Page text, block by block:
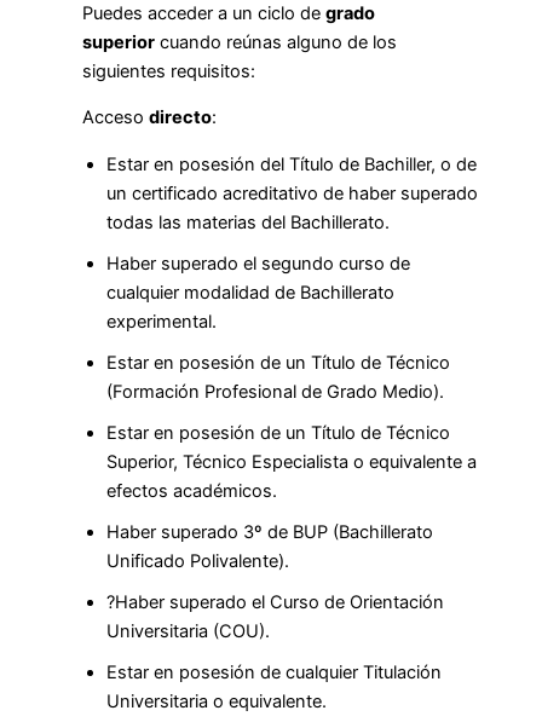
Puedes acceder a un ciclo de grado
superior cuando reúnas alguno de los
siguientes requisitos:
Acceso directo:
Estar en posesión del Título de Bachiller, o de
un certificado acreditativo de haber superado
todas las materias del Bachillerato.
Haber superado el segundo curso de
cualquier modalidad de Bachillerato
experimental.
Estar en posesión de un Título de Técnico
(Formación Profesional de Grado Medio).
Estar en posesión de un Título de Técnico
Superior, Técnico Especialista o equivalente a
efectos académicos.
Haber superado 3º de BUP (Bachillerato
Unificado Polivalente).
?Haber superado el Curso de Orientación
Universitaria (COU).
Estar en posesión de cualquier Titulación
Universitaria o equivalente.